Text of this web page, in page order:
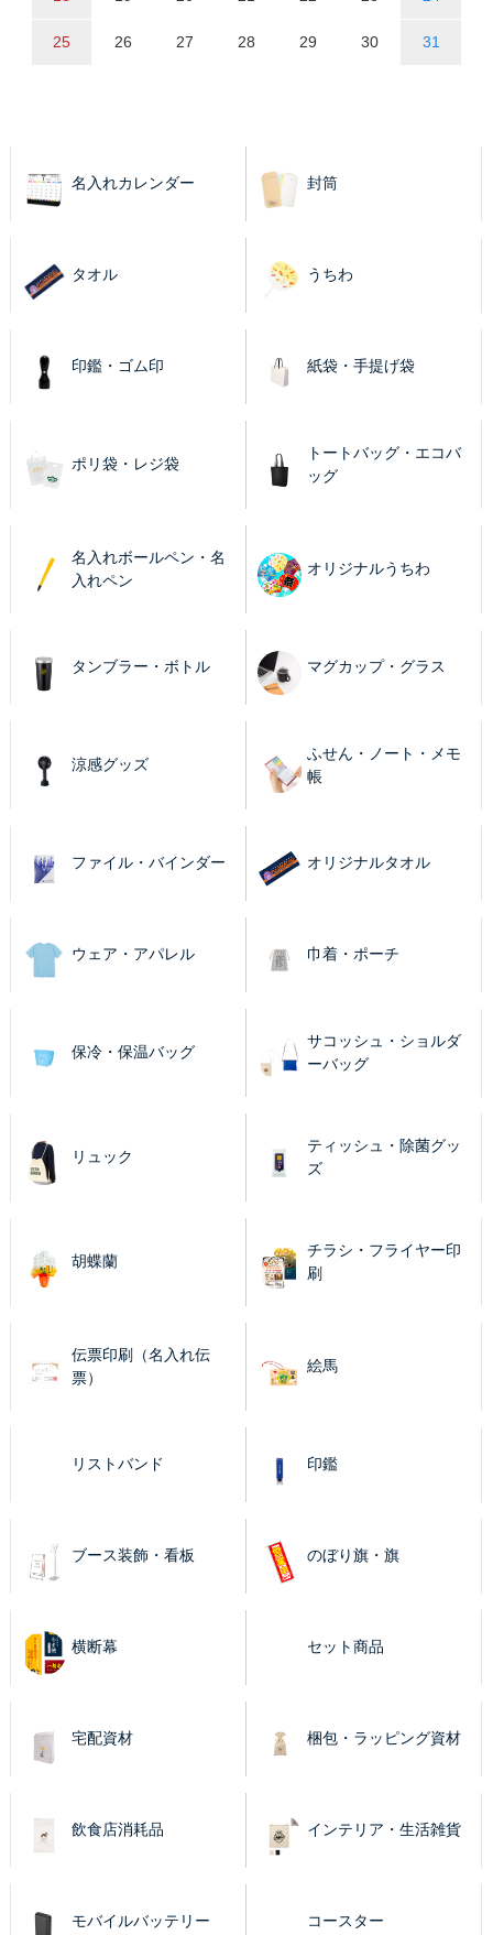
25 26 27 28 29 30 31
名入れカレンダー 封筒
タオル うちわ
印鑑・ゴム印 紙袋・手提げ袋
ポリ袋・レジ袋
トートバッグ・エコバ
ッグ
名入れボールペン・名
入れペン
オリジナルうちわ
タンブラー・ボトル マグカップ・グラス
涼感グッズ
ふせん・ノート・メモ
帳
ファイル・バインダー オリジナルタオル
ウェア・アパレル 巾着・ポーチ
保冷・保温バッグ
サコッシュ・ショルダ
ーバッグ
リュック
ティッシュ・除菌グッ
ズ
胡蝶蘭
チラシ・フライヤー印
刷
伝票印刷（名入れ伝
票）
絵馬
リストバンド 印鑑
ブース装飾・看板 のぼり旗・旗
横断幕 セット商品
宅配資材 梱包・ラッピング資材
飲食店消耗品 インテリア・生活雑貨
モバイルバッテリー コースター